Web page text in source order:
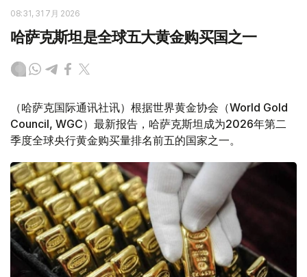
08:31, 31 7月 2026
哈萨克斯坦是全球五大黄金购买国之一
（哈萨克国际通讯社讯）根据世界黄金协会（World Gold
Council, WGC）最新报告，哈萨克斯坦成为2026年第二
季度全球央行黄金购买量排名前五的国家之一。